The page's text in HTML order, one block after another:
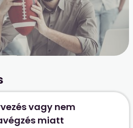
vagy nem
miatt